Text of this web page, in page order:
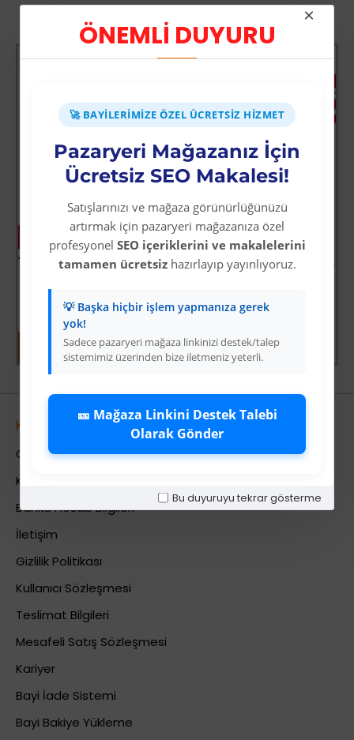
ÖNEMLİ DUYURU
🚀 BAYILERIMIZE ÖZEL ÜCRETSIZ HIZMET
Pazaryeri Mağazanız İçin
Ücretsiz SEO Makalesi!
Satışlarınızı ve mağaza görünürlüğünüzü
artırmak için pazaryeri mağazanıza özel
profesyonel SEO içeriklerini ve makalelerini
tamamen ücretsizhazırlayıp yayınlıyoruz.
💡 Başka hiçbir işlem yapmanıza gerek
yok!
Sadece pazaryeri mağaza linkinizi destek/talep
sistemimiz üzerinden bize iletmeniz yeterli.
🎫 Mağaza Linkini Destek Talebi
Olarak Gönder
Bu duyuruyu tekrar gösterme
-63 % STOK TÜKENDİ
10 Mm Kasap Et Kancası - 239li Dönerli Set - Et İşleme - Hijyenik - Düzenli - Dayanıklı - Uzun Ömürlü
-63 %
STOK
Apple İphone 14 Pro Kılıf Elegant Kapak - Lacivert
Kurumsal
Colezium Hakkında
Kurumsal Bilgiler
Banka Hesab Bilgileri
İletişim
Gizlilik Politikası
Kullanıcı Sözleşmesi
Teslimat Bilgileri
Mesafeli Satış Sözleşmesi
Kariyer
Bayi İade Sistemi
Bayi Bakiye Yükleme